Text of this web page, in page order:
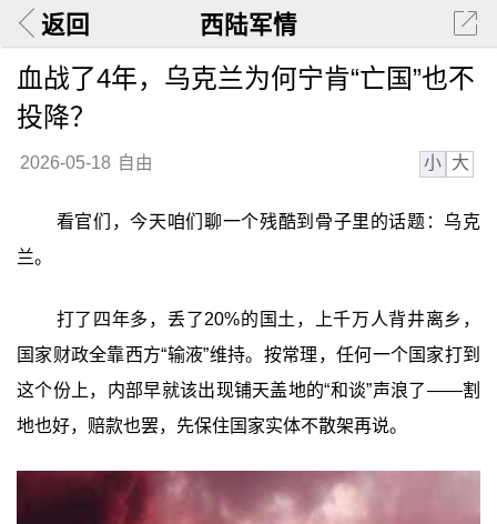
返回 西陆军情
血战了4年，乌克兰为何宁肯“亡国”也不
投降？
2026-05-18 自由 小 大
看官们，今天咱们聊一个残酷到骨子里的话题：乌克
兰。
打了四年多，丢了20%的国土，上千万人背井离乡，
国家财政全靠西方“输液”维持。按常理，任何一个国家打到
这个份上，内部早就该出现铺天盖地的“和谈”声浪了——割
地也好，赔款也罢，先保住国家实体不散架再说。